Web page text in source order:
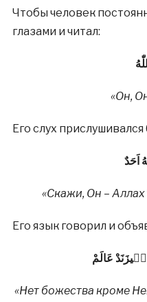
Чтобы человек
глазами и читал:
«Он,
Его слух
اَحَدٌ
«Скажи, Он – Аллах
Его язык говорил и
مٖيزَنَدْ عَالَمْ
«Нет божества кроме